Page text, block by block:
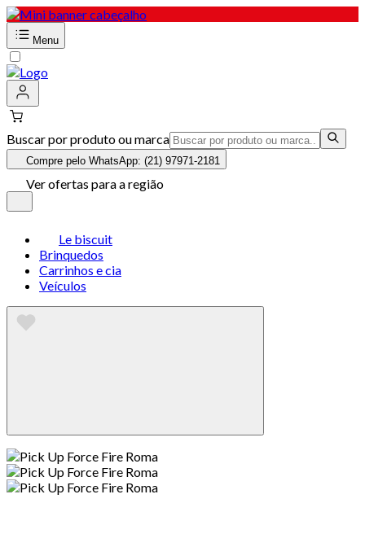
Menu
Buscar por produto ou marca
Compre pelo WhatsApp: (21) 97971-2181
Ver ofertas para a região
Le biscuit
Brinquedos
Carrinhos e cia
Veículos